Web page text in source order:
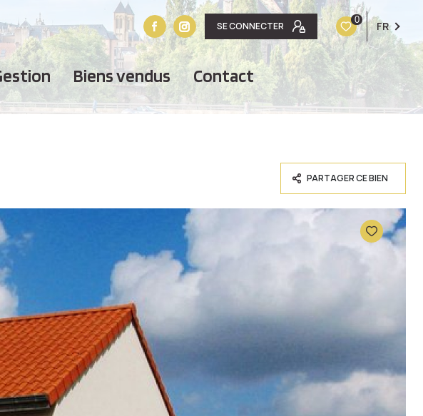
SE CONNECTER
0 FR
gestion biens vendus contact
PARTAGER CE BIEN